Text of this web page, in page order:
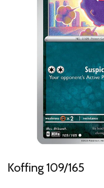
Koffing 109/165